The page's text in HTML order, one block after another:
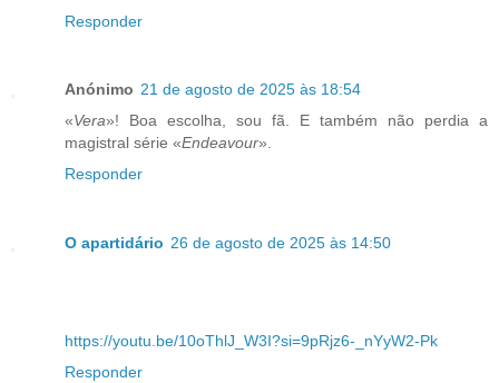
Responder
Anónimo 21 de agosto de 2025 às 18:54
«Vera»! Boa escolha, sou fã. E também não perdia a
magistral série «Endeavour».
Responder
O apartidário 26 de agosto de 2025 às 14:50
https://youtu.be/10oThlJ_W3I?si=9pRjz6-_nYyW2-Pk
Responder